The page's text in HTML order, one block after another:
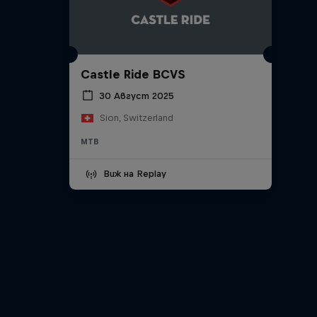
Castle Ride BCVS
30 Август 2025
Sion, Switzerland
MTB
Виж на Replay